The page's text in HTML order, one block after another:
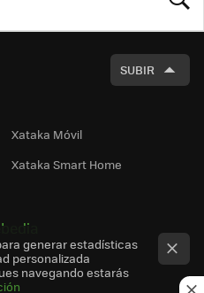
SUBIR
Xataka Móvil
Xataka Smart Home
generar estadísticas
personalizada
navegando estarás